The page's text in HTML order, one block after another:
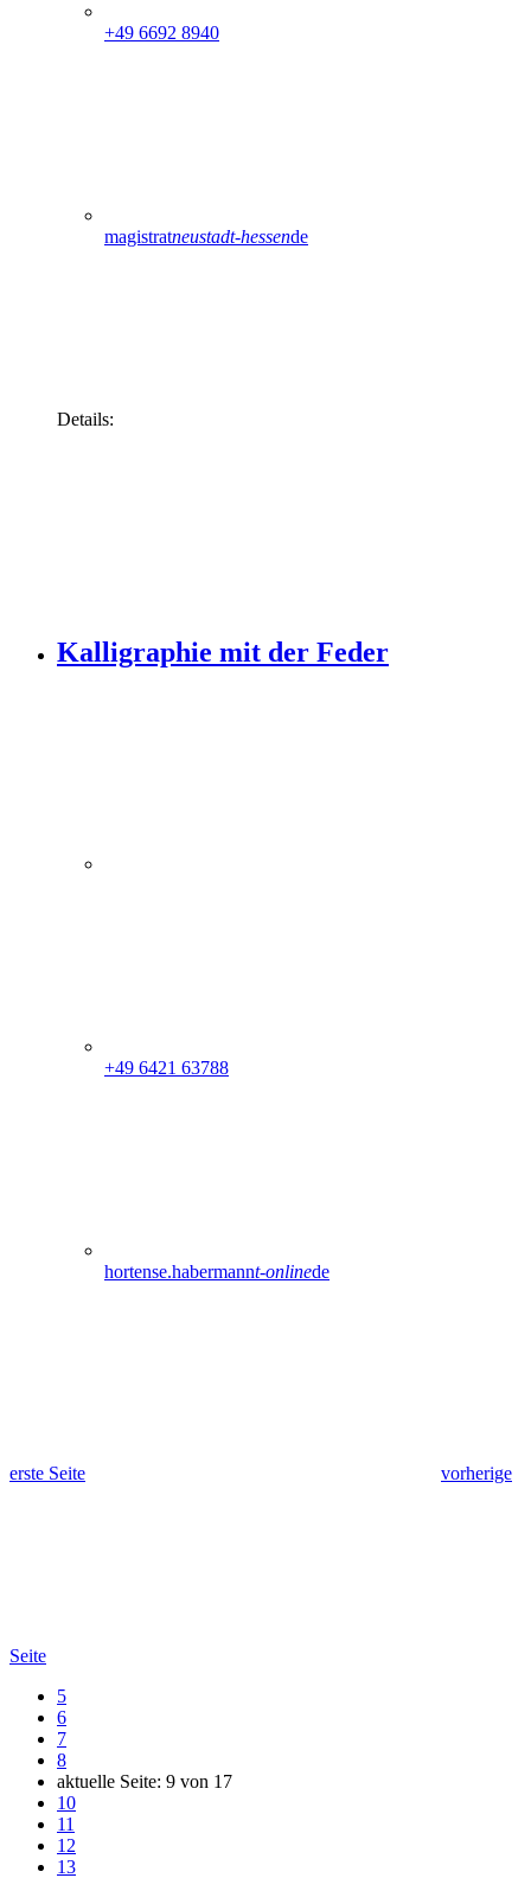
+49 6692 8940
magistratneustadt-hessende
Details:
Kalligraphie mit der Feder
+49 6421 63788
hortense.habermannt-onlinede
erste Seite vorherige
Seite
5
6
7
8
aktuelle Seite: 9 von 17
10
11
12
13